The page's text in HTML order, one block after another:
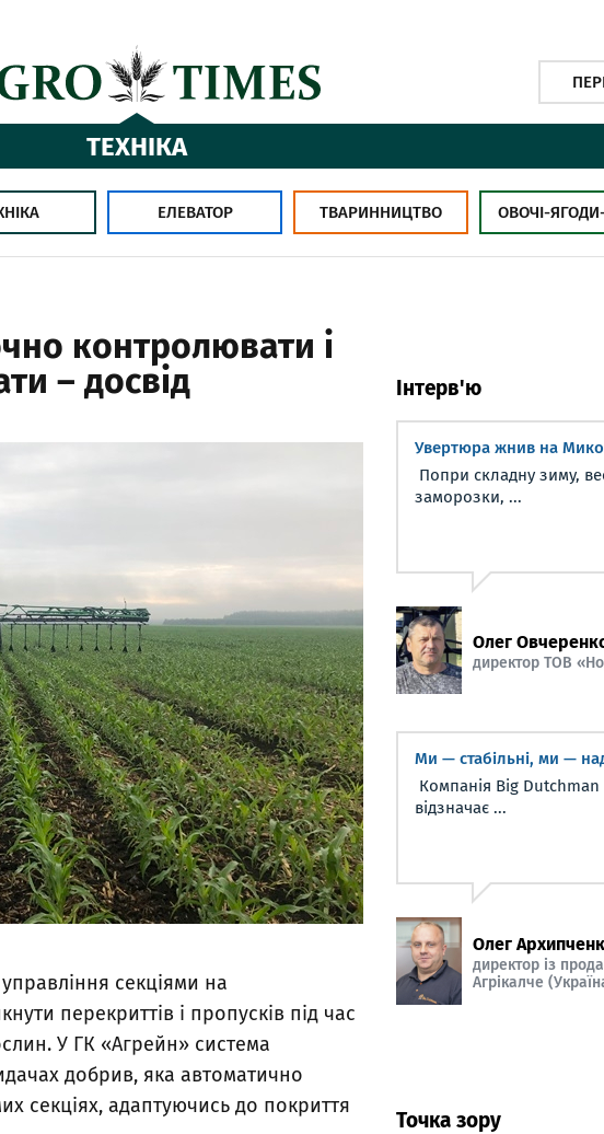
ТЕХНІКА
ЕЛЕВАТОР ТВАРИННИЦТВО ОВОЧІ-
контролювати і
– досвід
секціями на
перекриттів і пропусків під час
У ГК «Агрейн» система
добрив, яка автоматично
секціях, адаптуючись до покриття
Інтерв'ю
Увертюра жнив на
Попри складну зиму,
заморозки, ...
Олег
директор ТОВ
Ми — стабільні, ми —
Компанія Big Dutchman
відзначає ...
Олег
директор із
Агрікалче
Точка зору